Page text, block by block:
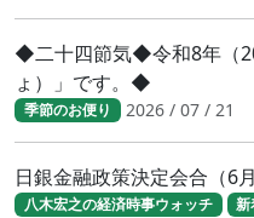
◆二十四節気◆令和8年（
ょ）」です。◆
季節のお便り 2026 / 07 / 21
日銀金融政策決定会合（6
八木宏之の経済時事ウォッチ 新